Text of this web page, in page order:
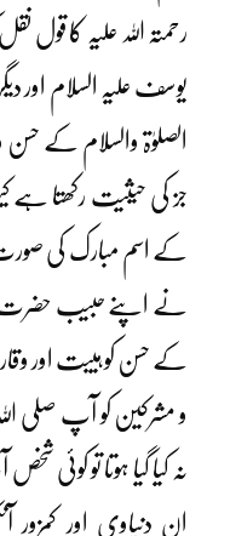
رحمتہ اللہ علیہ کا
یوسف علیہ السلام اور
الصلوٰۃ والسلام کے
جز کی حیثیت رکھتا ہے
کے اسم مبارک کی صورت
نے اپنے حبیب حضرت
کے حسن کو ہیبت اور
و مشرکین کو آپ صلی
نہ کیا گیا ہوتا تو کوئی
ان دنیاوی اور کمزور